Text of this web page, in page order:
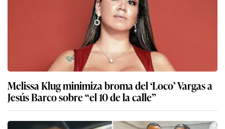
Melissa Klug minimiza broma del ‘Loco’ Vargas a
Jesús Barco sobre “el 10 de la calle”